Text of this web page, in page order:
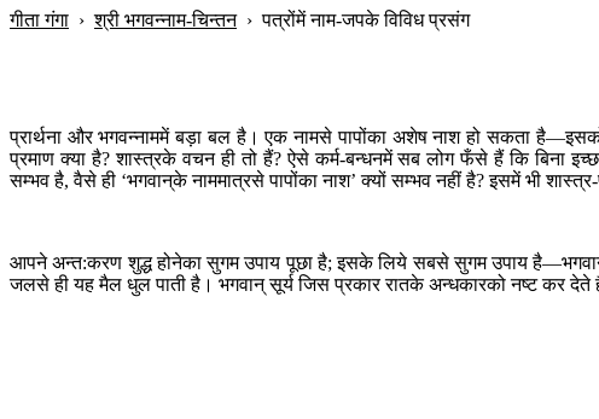
गीता गंगा ›श्री भगवन्नाम-चिन्तन›पत्रोंमें नाम-जपके विविध प्रसंग
प्रार्थना और भगवन्नाममें बड़ा बल है। एक नामसे पापोंका अशेष नाश हो सकता
प्रमाण क्या है? शास्त्रके वचन ही तो हैं? ऐसे कर्म-बन्धनमें सब लोग फँसे हैं कि बिना
सम्भव है, वैसे ही ‘भगवान‍्के नाममात्रसे पापोंका नाश’ क्यों सम्भव नहीं है? इसमें भी
आपने अन्त:करण शुद्ध होनेका सुगम उपाय पूछा है; इसके लिये सबसे सुगम उपाय
जलसे ही यह मैल धुल पाती है। भगवान् सूर्य जिस प्रकार रातके अन्धकारको नष्ट कर